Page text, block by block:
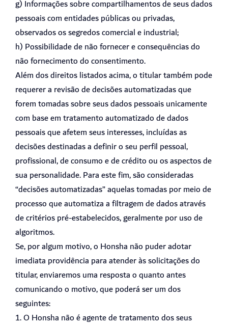
g) Informações sobre compartilhamentos de seus dados
pessoais com entidades públicas ou privadas,
observados os segredos comercial e industrial;
h) Possibilidade de não fornecer e consequências do
não fornecimento do consentimento.
Além dos direitos listados acima, o titular também pode
requerer a revisão de decisões automatizadas que
forem tomadas sobre seus dados pessoais unicamente
com base em tratamento automatizado de dados
pessoais que afetem seus interesses, incluídas as
decisões destinadas a definir o seu perfil pessoal,
profissional, de consumo e de crédito ou os aspectos de
sua personalidade. Para este fim, são consideradas
“decisões automatizadas” aquelas tomadas por meio de
processo que automatiza a filtragem de dados através
de critérios pré-estabelecidos, geralmente por uso de
algoritmos.
Se, por algum motivo, o Honsha não puder adotar
imediata providência para atender às solicitações do
titular, enviaremos uma resposta o quanto antes
comunicando o motivo, que poderá ser um dos
seguintes:
1. O Honsha não é agente de tratamento dos seus